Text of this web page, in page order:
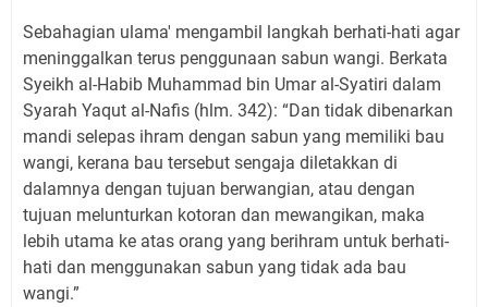
Sebahagian ulama' mengambil langkah berhati-hati agar
meninggalkan terus penggunaan sabun wangi. Berkata
Syeikh al-Habib Muhammad bin Umar al-Syatiri dalam
Syarah Yaqut al-Nafis (hlm. 342): “Dan tidak dibenarkan
mandi selepas ihram dengan sabun yang memiliki bau
wangi, kerana bau tersebut sengaja diletakkan di
dalamnya dengan tujuan berwangian, atau dengan
tujuan melunturkan kotoran dan mewangikan, maka
lebih utama ke atas orang yang berihram untuk berhati-
hati dan menggunakan sabun yang tidak ada bau
wangi.”